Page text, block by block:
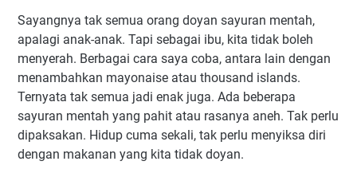
Sayangnya tak semua orang doyan sayuran mentah,
apalagi anak-anak. Tapi sebagai ibu, kita tidak boleh
menyerah. Berbagai cara saya coba, antara lain dengan
menambahkan mayonaise atau thousand islands.
Ternyata tak semua jadi enak juga. Ada beberapa
sayuran mentah yang pahit atau rasanya aneh. Tak perlu
dipaksakan. Hidup cuma sekali, tak perlu menyiksa diri
dengan makanan yang kita tidak doyan.